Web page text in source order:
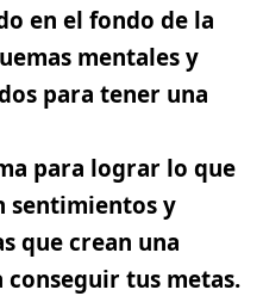
en el fondo de la
mentales y
para tener una
para lograr lo que
sentimientos y
que crean una
tus metas.